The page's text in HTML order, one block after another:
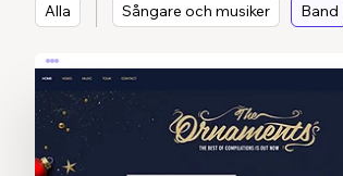
Alla Sångare och musiker Band